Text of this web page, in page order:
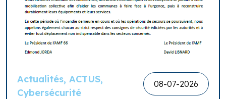
Actualités, ACTUS,
Cybersécurité
08-07-2026